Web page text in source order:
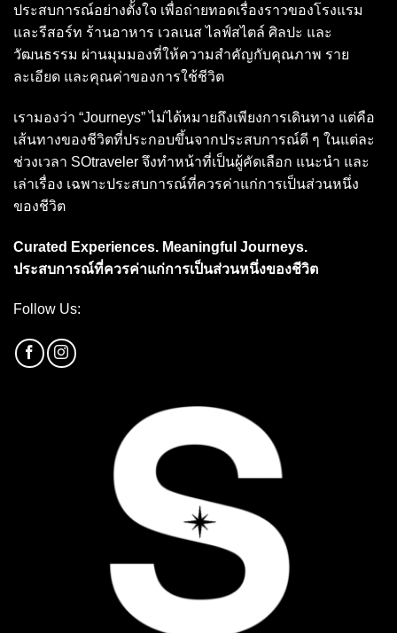
ประสบการณ์อย่างตั้งใจ เพื่อถ่ายทอดเรื่องราวของโรงแรม
และรีสอร์ท ร้านอาหาร เวลเนส ไลฟ์สไตล์ ศิลปะ และ
วัฒนธรรม ผ่านมุมมองที่ให้ความสำคัญกับคุณภาพ ราย
ละเอียด และคุณค่าของการใช้ชีวิต
เรามองว่า “Journeys” ไม่ได้หมายถึงเพียงการเดินทาง แต่คือ
เส้นทางของชีวิตที่ประกอบขึ้นจากประสบการณ์ดี ๆ ในแต่ละ
ช่วงเวลา SOtraveler จึงทำหน้าที่เป็นผู้คัดเลือก แนะนำ และ
เล่าเรื่อง เฉพาะประสบการณ์ที่ควรค่าแก่การเป็นส่วนหนึ่ง
ของชีวิต
Curated Experiences. Meaningful Journeys.
ประสบการณ์ที่ควรค่าแก่การเป็นส่วนหนึ่งของชีวิต
Follow Us: